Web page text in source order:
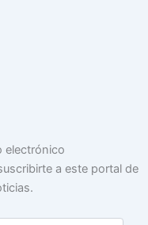
electrónico
a este portal de